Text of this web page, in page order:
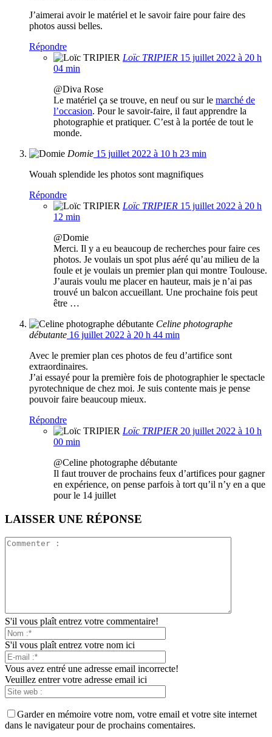
J’aimerai avoir le matériel et le savoir faire pour faire des
photos aussi belles.
Répondre
Loïc TRIPIER 15 juillet 2022 à 20 h
04 min
@Diva Rose
Le matériel ça se trouve, en neuf ou sur le marché de
l’occasion. Pour le savoir-faire, il faut apprendre la
photographie et pratiquer. C’est à la portée de tout le
monde.
Domie 15 juillet 2022 à 10 h 23 min
Wouah splendide les photos sont magnifiques
Répondre
Loïc TRIPIER 15 juillet 2022 à 20 h
12 min
@Domie
Merci. Il y a eu beaucoup de recherches pour faire ces
photos. Je voulais un spot plus aéré qu’au milieu de la
foule et je voulais un premier plan qui montre Toulouse.
J’aurais voulu me placer en hauteur, mais je n’ai pas
trouvé un balcon accueillant. Une prochaine fois peut
être …
Celine photographe
débutante 16 juillet 2022 à 20 h 44 min
Avec le premier plan ces photos de feu d’artifice sont
extraordinaires.
J’ai essayé pour la première fois de photographier le spectacle
pyrotechnique de chez moi. Je suis contente mais je pense
pouvoir faire beaucoup mieux.
Répondre
Loïc TRIPIER 20 juillet 2022 à 10 h
00 min
@Celine photographe débutante
Il faut trouver de prochains feux d’artifices pour gagner
en expérience, on pense parfois à tort qu’il n’y en a que
pour le 14 juillet
LAISSER UNE RÉPONSE
S'il vous plaît entrez votre commentaire!
S'il vous plaît entrez votre nom ici
Vous avez entré une adresse email incorrecte!
Veuillez entrer votre adresse email ici
Garder en mémoire votre nom, votre email et votre site internet
dans le navigateur pour de prochains comentaires.